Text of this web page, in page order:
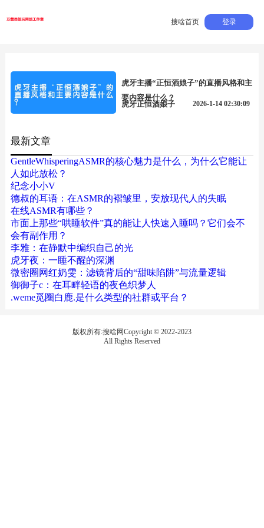
搜啥首页 登录
虎牙主播“正恒酒娘子”的直播风格和主
要内容是什么？
虎牙正恒酒娘子 2026-1-14 02:30:09
最新文章
GentleWhisperingASMR的核心魅力是什么，为什么它能让
人如此放松？
纪念小小V
德叔的耳语：在ASMR的褶皱里，安放现代人的失眠
在线ASMR有哪些？
市面上那些“哄睡软件”真的能让人快速入睡吗？它们会不
会有副作用？
李雅：在静默中编织自己的光
虎牙夜：一睡不醒的深渊
微密圈网红奶雯：滤镜背后的“甜味陷阱”与流量逻辑
御御子c：在耳畔轻语的夜色织梦人
.weme觅圈白鹿.是什么类型的社群或平台？
版权所有:搜啥网Copyright © 2022-2023
All Rights Reserved